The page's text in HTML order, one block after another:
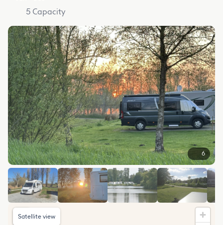
5 Capacity
6
Satellite view